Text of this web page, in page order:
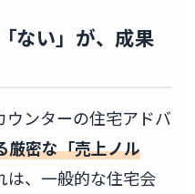
ない」が、成果
ンターの住宅アドバ
厳密な「売上ノル
は、一般的な住宅会